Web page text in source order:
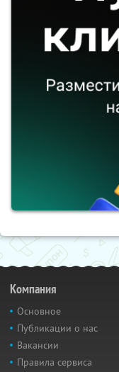
Компания
Основное
Публикации о нас
Вакансии
Правила сервиса